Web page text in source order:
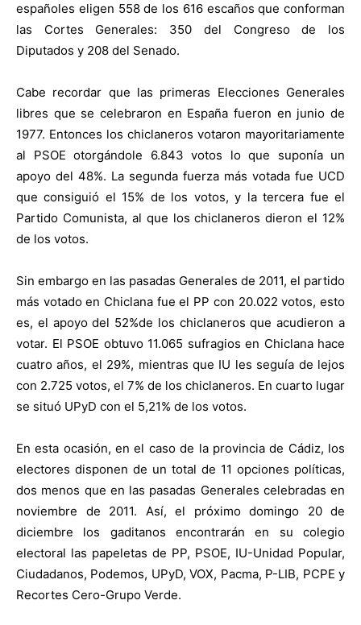
españoles eligen 558 de los 616 escaños que conforman
las Cortes Generales: 350 del Congreso de los
Diputados y 208 del Senado.
Cabe recordar que las primeras Elecciones Generales
libres que se celebraron en España fueron en junio de
1977. Entonces los chiclaneros votaron mayoritariamente
al PSOE otorgándole 6.843 votos lo que suponía un
apoyo del 48%. La segunda fuerza más votada fue UCD
que consiguió el 15% de los votos, y la tercera fue el
Partido Comunista, al que los chiclaneros dieron el 12%
de los votos.
Sin embargo en las pasadas Generales de 2011, el partido
más votado en Chiclana fue el PP con 20.022 votos, esto
es, el apoyo del 52%de los chiclaneros que acudieron a
votar. El PSOE obtuvo 11.065 sufragios en Chiclana hace
cuatro años, el 29%, mientras que IU les seguía de lejos
con 2.725 votos, el 7% de los chiclaneros. En cuarto lugar
se situó UPyD con el 5,21% de los votos.
En esta ocasión, en el caso de la provincia de Cádiz, los
electores disponen de un total de 11 opciones políticas,
dos menos que en las pasadas Generales celebradas en
noviembre de 2011. Así, el próximo domingo 20 de
diciembre los gaditanos encontrarán en su colegio
electoral las papeletas de PP, PSOE, IU-Unidad Popular,
Ciudadanos, Podemos, UPyD, VOX, Pacma, P-LIB, PCPE y
Recortes Cero-Grupo Verde.